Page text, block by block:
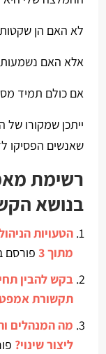
לא האם הן
אלא האם נשמעות
אם כולם תמיד
ייתכן שמקורו
שאנשים הפסיקו
רשימת
בנושא
מתוך 3 פורסם
בקש להבין
תקשורת
מה המנהלים
ליצור שינוי?